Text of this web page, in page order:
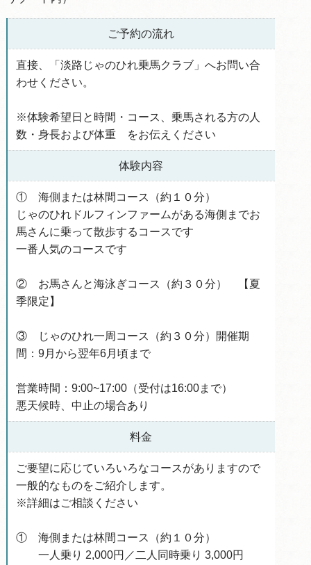
ご予約の流れ
直接、「淡路じゃのひれ乗馬クラブ」へお問い合
わせください。
※体験希望日と時間・コース、乗馬される方の人
数・身長および体重 をお伝えください
体験内容
① 海側または林間コース（約１０分）
じゃのひれドルフィンファームがある海側までお
馬さんに乗って散歩するコースです
一番人気のコースです
② お馬さんと海泳ぎコース（約３０分） 【夏
季限定】
③ じゃのひれ一周コース（約３０分）開催期
間：9月から翌年6月頃まで
営業時間：9:00~17:00（受付は16:00まで）
悪天候時、中止の場合あり
料金
ご要望に応じていろいろなコースがありますので
一般的なものをご紹介します。
※詳細はご相談ください
① 海側または林間コース（約１０分）
一人乗り 2,000円／二人同時乗り 3,000円